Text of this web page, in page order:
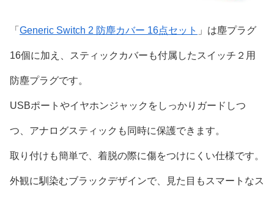
「 Generic Switch 2 防塵カバー 16点セット 」は塵プラグ
16個に加え、スティックカバーも付属したスイッチ２用
防塵プラグです。
USBポートやイヤホンジャックをしっかりガードしつ
つ、アナログスティックも同時に保護できます。
取り付けも簡単で、着脱の際に傷をつけにくい仕様です。
外観に馴染むブラックデザインで、見た目もスマートなス